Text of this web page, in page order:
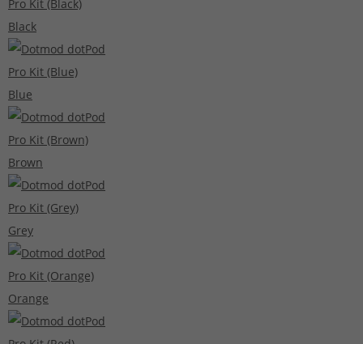
Black
Blue
Brown
Grey
Orange